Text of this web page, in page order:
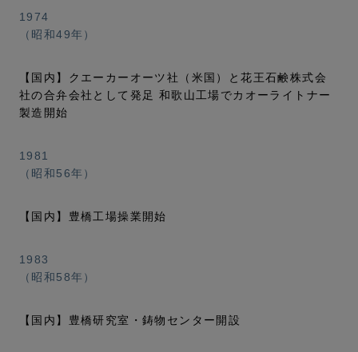
1974
（昭和49年）
【国内】クエーカーオーツ社（米国）と花王石鹸株式会
社の合弁会社として発足 和歌山工場でカオーライトナー
製造開始
1981
（昭和56年）
【国内】豊橋工場操業開始
1983
（昭和58年）
【国内】豊橋研究室・鋳物センター開設